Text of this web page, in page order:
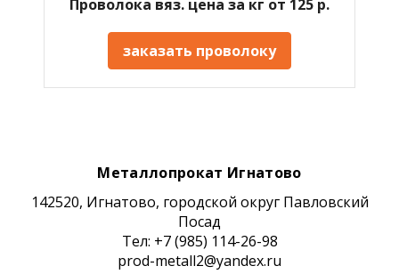
Проволока вяз. цена за кг от 125 р.
заказать проволоку
Металлопрокат Игнатово
142520, Игнатово, городской округ Павловский
Посад
Тел: +7 (985) 114-26-98
prod-metall2@yandex.ru